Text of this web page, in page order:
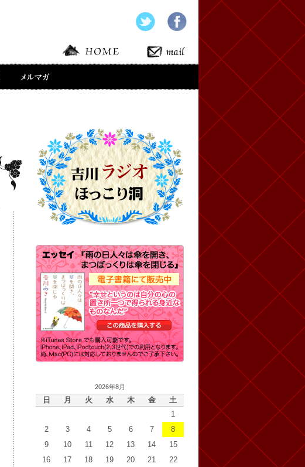
2026年8月
日 月 火 水 木 金
土
1
2
3 4 5 6 7
8
9
10 11 12 13 14
15
16
17 18 19 20 21
22